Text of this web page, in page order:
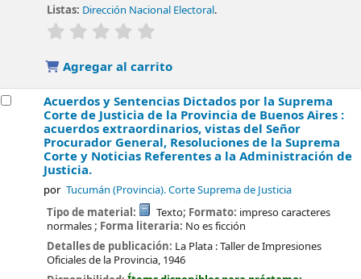
Listas: Dirección Nacional Electoral.
valoración
Agregar al carrito
Acuerdos y Sentencias Dictados por la Suprema
Corte de Justicia de la Provincia de Buenos Aires :
acuerdos extraordinarios, vistas del Señor
Procurador General, Resoluciones de la Suprema
Corte y Noticias Referentes a la Administración de
Justicia.
por Tucumán (Provincia). Corte Suprema de Justicia
Tipo de material: Texto; Formato: impreso caracteres
normales; Forma literaria: No es ficción
Detalles de publicación: La Plata :Taller de Impresiones
Oficiales de la Provincia, 1946